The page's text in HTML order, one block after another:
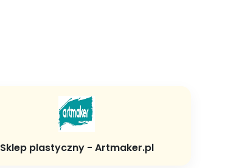
Sklep plastyczny - Artmaker.pl